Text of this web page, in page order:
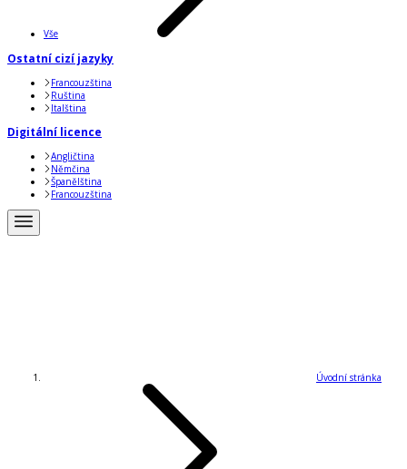
Vše
Ostatní cizí jazyky
Francouzština
Ruština
Italština
Digitální licence
Angličtina
Němčina
Španělština
Francouzština
Úvodní stránka